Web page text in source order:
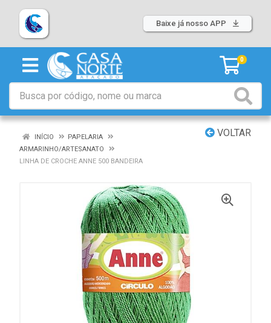
Baixe já nosso APP
0
VOLTAR
INÍCIO
PAPELARIA
ARMARINHO/ARTESANATO
LINHA DE CROCHE ANNE 500 BANDEIRA